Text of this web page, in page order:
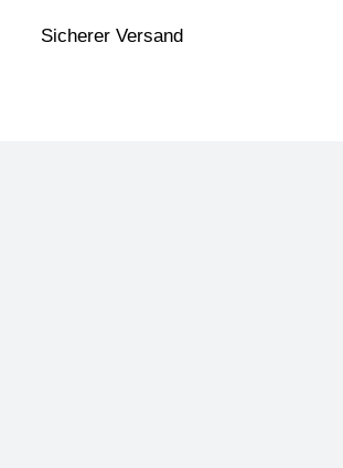
Sicherer Versand